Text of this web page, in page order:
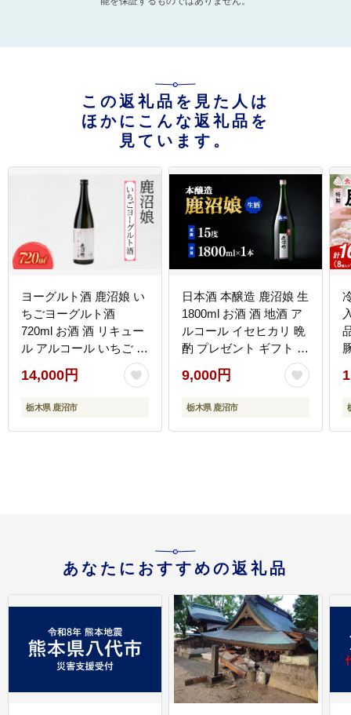
この返礼品を見た人は
ほかにこんな返礼品を
見ています。
ヨーグルト酒 鹿沼娘 い
ちごヨーグルト酒
720ml お酒 酒 リキュー
ル アルコール いちご 苺
とちおとめ ピューレ プ
レゼント ギフト 贈り物
地産地消 鹿沼市 栃木県
14,000円
栃木県 鹿沼市
日本酒 本醸造 鹿沼娘 生
1800ml お酒 酒 地酒 ア
ルコール イセヒカリ 晩
酌 プレゼント ギフト 贈
り物 地産地消 鹿沼市 栃
木県 ※離島への配送不
可
9,000円
栃木県 鹿沼市
あなたにおすすめの返礼品